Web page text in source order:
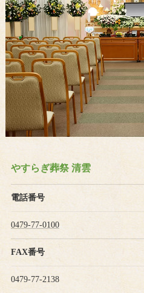
やすらぎ葬祭 清雲
電話番号
0479-77-0100
FAX番号
0479-77-2138